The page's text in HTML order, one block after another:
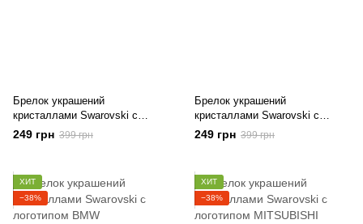
Брелок украшений
кристаллами Swarovski с
логотипом AUDI
249 грн 399 грн
Брелок украшений
кристаллами Swarovski с
логотипом VOLKSWAGEN
249 грн 399 грн
ХИТ
−38%
ХИТ
−38%